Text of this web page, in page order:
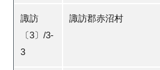
諏訪
〔3〕/3-
3
諏訪郡赤沼村